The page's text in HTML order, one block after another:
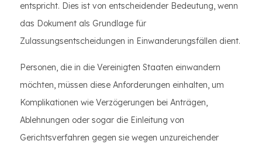
entspricht. Dies ist von entscheidender Bedeutung, wenn
das Dokument als Grundlage für
Zulassungsentscheidungen in Einwanderungsfällen dient.
Personen, die in die Vereinigten Staaten einwandern
möchten, müssen diese Anforderungen einhalten, um
Komplikationen wie Verzögerungen bei Anträgen,
Ablehnungen oder sogar die Einleitung von
Gerichtsverfahren gegen sie wegen unzureichender